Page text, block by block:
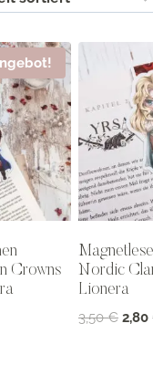
Crowns
Nordic
Lionera
3,50€ 2,80